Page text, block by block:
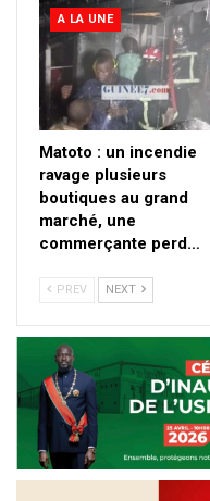
A LA UNE
Matoto : un incendie
ravage plusieurs
boutiques au grand
marché, une
commerçante perd…
PREV NEXT